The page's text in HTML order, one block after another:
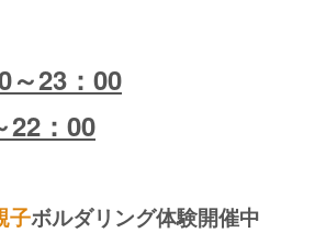
～23：00
22：00
子ボルダリング体験開催中